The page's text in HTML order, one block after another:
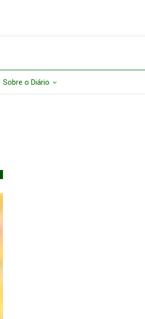
Sobre o Diário